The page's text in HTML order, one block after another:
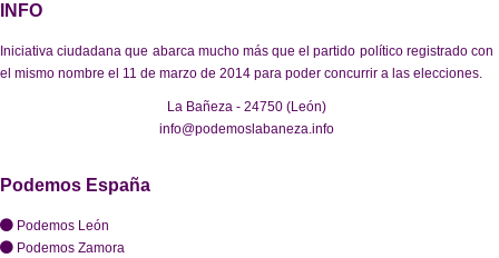
INFO
Iniciativa ciudadana que abarca mucho más que el partido político registrado con
el mismo nombre el 11 de marzo de 2014 para poder concurrir a las elecciones.
La Bañeza - 24750 (León)
info@podemoslabaneza.info
Podemos España
Podemos León
Podemos Zamora